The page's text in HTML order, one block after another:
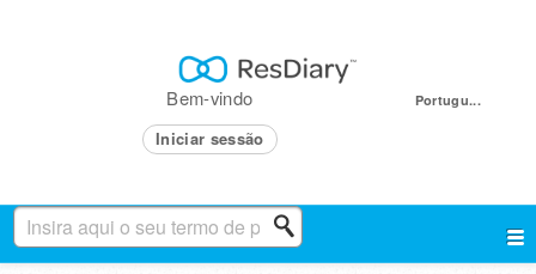
Portugu...
Bem-vindo
Iniciar sessão